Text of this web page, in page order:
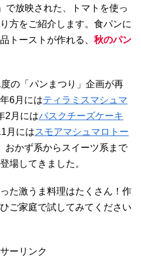
で放映された、トマトを使っ
方をご紹介します。食パンに
トーストが作れる、 秋のパン
の「パンまつり」企画が再
6月にはティラミスマシュマ
2月にはバスクチーズケーキ
月にはスモアマシュマロトー
おかず系からスイーツ系まで
場してきました。
た激うま料理はたくさん！作
ご家庭で試してみてください
ーリンク